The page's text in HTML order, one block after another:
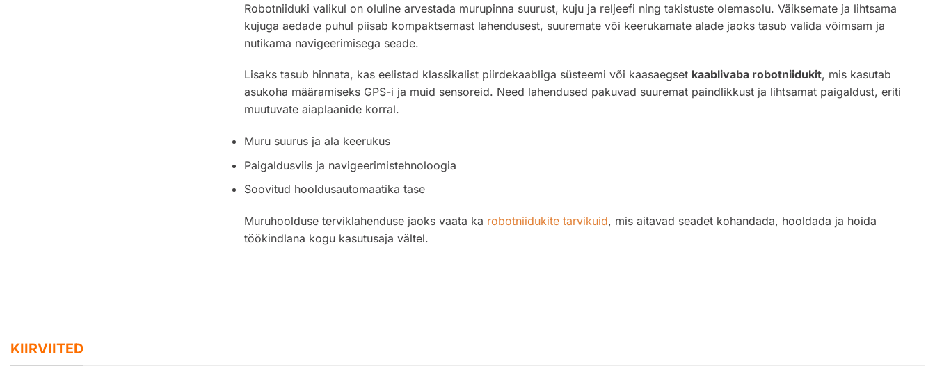
Robotniiduki valikul on oluline arvestada murupinna suurust, kuju ja reljeefi ning takistuste olemasolu. Väiksemate ja lihtsama
kujuga aedade puhul piisab kompaktsemast lahendusest, suuremate või keerukamate alade jaoks tasub valida võimsam ja
nutikama navigeerimisega seade.
Lisaks tasub hinnata, kas eelistad klassikalist piirdekaabliga süsteemi või kaasaegset kaablivaba robotniidukit, mis kasutab
asukoha määramiseks GPS-i ja muid sensoreid. Need lahendused pakuvad suuremat paindlikkust ja lihtsamat paigaldust, eriti
muutuvate aiaplaanide korral.
Muru suurus ja ala keerukus
Paigaldusviis ja navigeerimistehnoloogia
Soovitud hooldusautomaatika tase
Muruhoolduse terviklahenduse jaoks vaata ka robotniidukite tarvikuid, mis aitavad seadet kohandada, hooldada ja hoida
töökindlana kogu kasutusaja vältel.
KIIRVIITED